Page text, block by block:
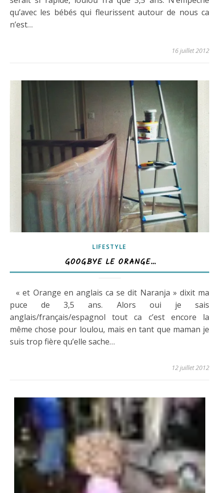
qu’avec les bébés qui fleurissent autour de nous ca
n’est…
16 juillet 2012
LIFESTYLE
GOOGBYE LE ORANGE…
« et Orange en anglais ca se dit Naranja » dixit ma
puce de 3,5 ans. Alors oui je sais
anglais/français/espagnol tout ca c’est encore la
même chose pour loulou, mais en tant que maman je
suis trop fière qu’elle sache…
12 juillet 2012